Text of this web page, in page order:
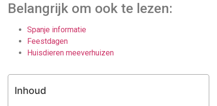
Belangrijk om ook te lezen:
Spanje informatie
Feestdagen
Huisdieren meeverhuizen
Inhoud